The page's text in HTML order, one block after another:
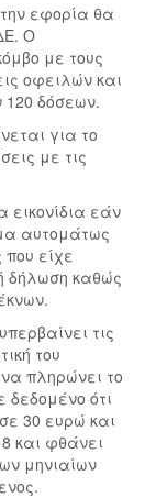
εφορία θα
Ο
με τους
οφειλών και
120 δόσεων.
για το
με τις
εάν
αυτομάτως
είχε
δήλωση καθώς
τις
του
πληρώνει το
δεδομένο ότι
30 ευρώ και
και φθάνει
μηνιαίων